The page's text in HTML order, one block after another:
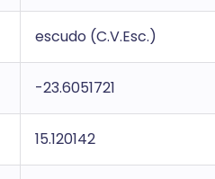
escudo (C.V.Esc.)
-23.6051721
15.120142